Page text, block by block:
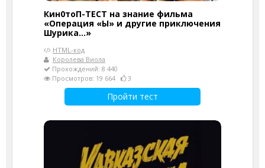
Кин0тоП-ТЕСТ на знание фильма
«Операция «Ы» и другие приключения
Шурика...»
HTML-код
Королева Виола
Прохождений: 8 440
Просмотров: 19 664
3
Пройти тест